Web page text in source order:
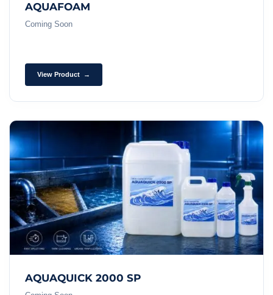
AQUAFOAM
Coming Soon
View Product →
AQUAQUICK 2000 SP